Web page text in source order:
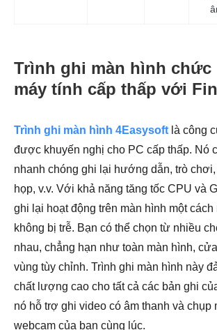
Trình ghi màn hình chức
máy tính cấp thấp với
Trình ghi màn hình 4Easysoft là công
được khuyến nghị cho PC cấp thấp. Nó
nhanh chóng ghi lại hướng dẫn, trò
họp, v.v. Với khả năng tăng tốc CPU và
ghi lại hoạt động trên màn hình một
không bị trễ. Bạn có thể chọn từ nhiều
nhau, chẳng hạn như toàn màn hình,
vùng tùy chỉnh. Trình ghi màn hình này
chất lượng cao cho tất cả các bản ghi
nó hỗ trợ ghi video có âm thanh và chụp
webcam của bạn cùng lúc.